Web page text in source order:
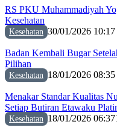
RS PKU Muhammadiyah
Kesehatan
Kesehatan 30/01/2026 10:17
Badan Kembali Bugar
Pilihan
Kesehatan 18/01/2026 08:35
Menakar Standar Kualitas
Setiap Butiran Etawaku
Kesehatan 18/01/2026 06:37